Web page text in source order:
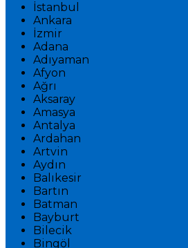
İstanbul
Ankara
İzmir
Adana
Adıyaman
Afyon
Ağrı
Aksaray
Amasya
Antalya
Ardahan
Artvin
Aydın
Balıkesir
Bartın
Batman
Bayburt
Bilecik
Bingöl